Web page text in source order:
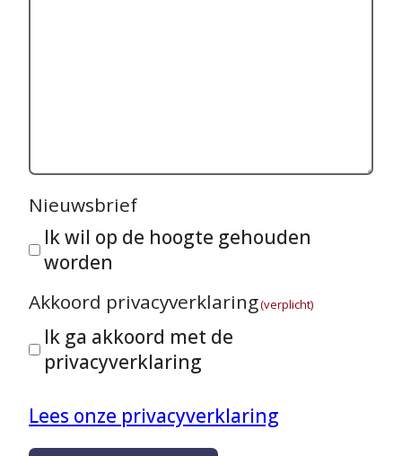
Nieuwsbrief
Ik wil op de hoogte gehouden
worden
Akkoord privacyverklaring(verplicht)
Ik ga akkoord met de
privacyverklaring
Lees onze privacyverklaring